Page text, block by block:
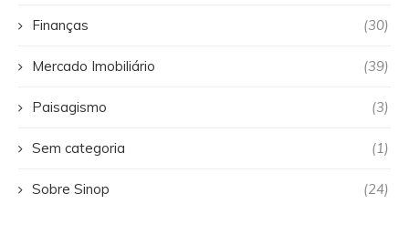
Finanças (30)
Mercado Imobiliário (39)
Paisagismo (3)
Sem categoria (1)
Sobre Sinop (24)